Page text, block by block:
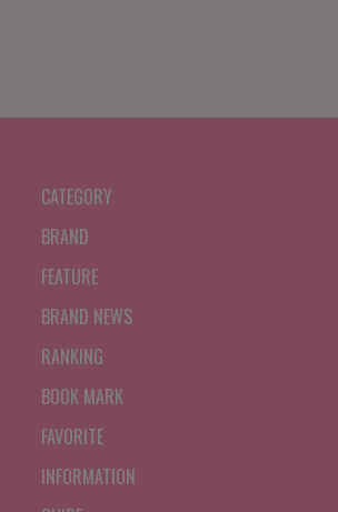
CATEGORY
BRAND
FEATURE
BRAND NEWS
RANKING
BOOK MARK
FAVORITE
INFORMATION